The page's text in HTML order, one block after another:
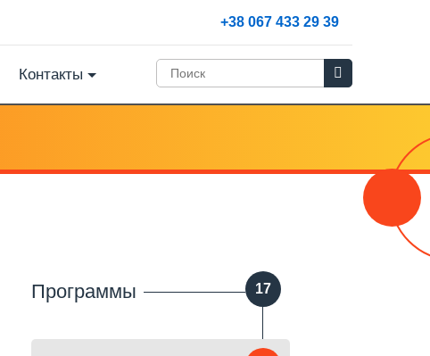
+38 067 433 29 39
Контакты
Программы 17